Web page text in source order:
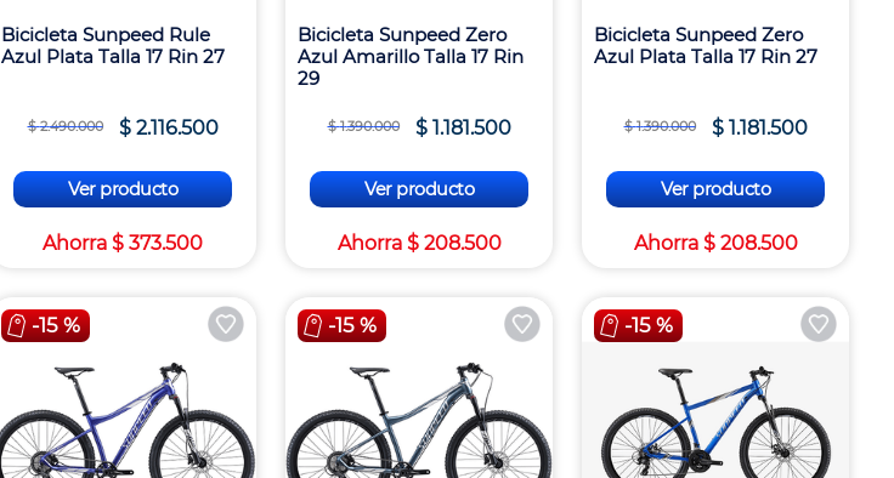
Bicicleta Sunpeed Rule
Azul Plata Talla 17 Rin 27
$ 2.490.000 $ 2.116.500
Ver producto
Ahorra $ 373.500
Bicicleta Sunpeed Zero
Azul Amarillo Talla 17 Rin
29
$ 1.390.000 $ 1.181.500
Ver producto
Ahorra $ 208.500
Bicicleta Sunpeed Zero
Azul Plata Talla 17 Rin 27
$ 1.390.000 $ 1.181.500
Ver producto
Ahorra $ 208.500
-15 % -15 % -15 %